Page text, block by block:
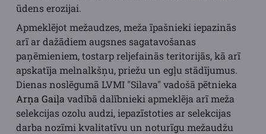
ūdens erozijai.
Apmeklējot mežaudzes, meža īpašnieki iepazinās
arī ar dažādiem augsnes sagatavošanas
paņēmieniem, tostarp reljefainās teritorijās, kā arī
apskatīja melnalkšņu, priežu un egļu stādījumus.
Dienas noslēgumā LVMI "Silava" vadošā pētnieka
Arņa Gaiļa vadībā dalībnieki apmeklēja arī meža
selekcijas ozolu audzi, iepazīstoties ar selekcijas
darba nozīmi kvalitatīvu un noturīgu mežaudžu